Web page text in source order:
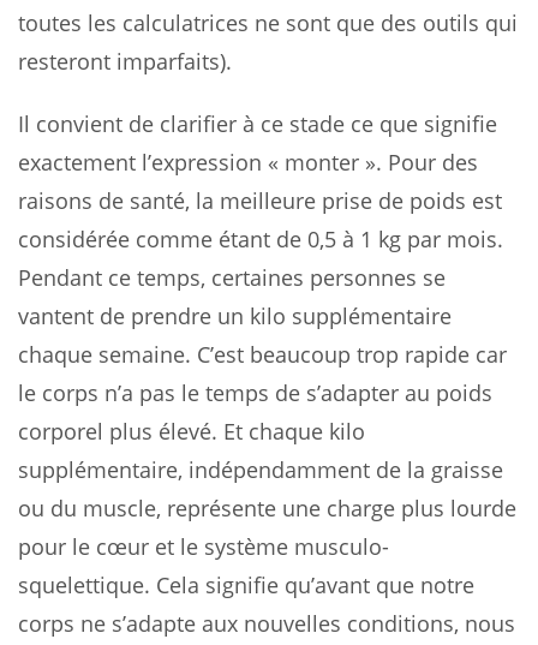
toutes les calculatrices ne sont que des outils qui
resteront imparfaits).
Il convient de clarifier à ce stade ce que signifie
exactement l’expression « monter ». Pour des
raisons de santé, la meilleure prise de poids est
considérée comme étant de 0,5 à 1 kg par mois.
Pendant ce temps, certaines personnes se
vantent de prendre un kilo supplémentaire
chaque semaine. C’est beaucoup trop rapide car
le corps n’a pas le temps de s’adapter au poids
corporel plus élevé. Et chaque kilo
supplémentaire, indépendamment de la graisse
ou du muscle, représente une charge plus lourde
pour le cœur et le système musculo-
squelettique. Cela signifie qu’avant que notre
corps ne s’adapte aux nouvelles conditions, nous